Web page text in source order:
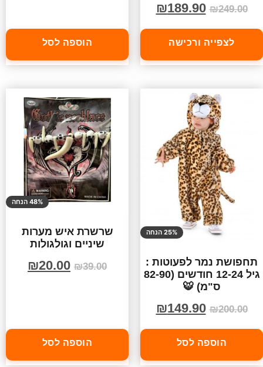
₪249.00
₪189.90
לצפייה ורכישה הוספה לסל
25% הנחה
תחפושת נמר לפעוטות :
גיל 12-24 חודשים (82-90
ס"מ) 🐯
₪200.00
₪149.90
הוספה לסל
48% הנחה
שרשרת איש מערות
שיניים וגולגולות
₪39.00
₪20.00
הוספה לסל